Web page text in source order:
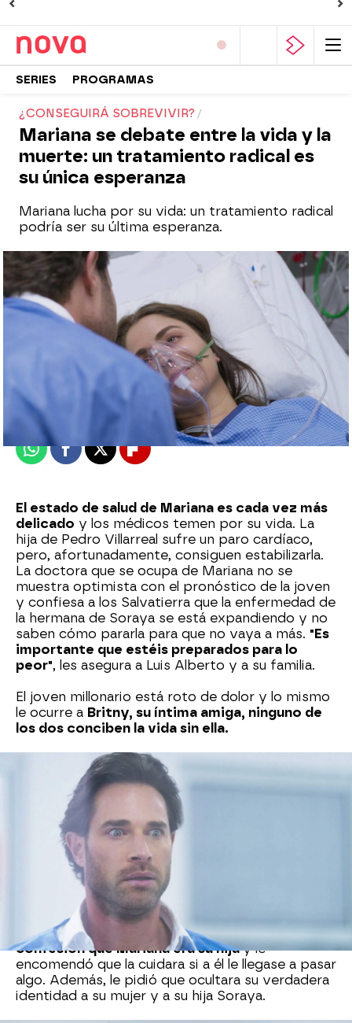
SERIES PROGRAMAS
¿CONSEGUIRÁ SOBREVIVIR?
Mariana se debate entre la vida y la
muerte: un tratamiento radical es
su única esperanza
Mariana lucha por su vida: un tratamiento radical
podría ser su última esperanza.
Publicado: 16 de octubre de 2024, 21:30
WhatsappFacebook
X Flipboard
El estado de salud de Mariana es cada vez más
delicado y los médicos temen por su vida. La
hija de Pedro Villarreal sufre un paro cardíaco,
pero, afortunadamente, consiguen estabilizarla.
La doctora que se ocupa de Mariana no se
muestra optimista con el pronóstico de la joven
y confiesa a los Salvatierra que la enfermedad de
la hermana de Soraya se está expandiendo y no
saben cómo pararla para que no vaya a más. "Es
importante que estéis preparados para lo
peor", les asegura a Luis Alberto y a su familia.
El joven millonario está roto de dolor y lo mismo
le ocurre a Britny, su íntima amiga, ninguno de
los dos conciben la vida sin ella.
El padre Guillermo acude al hospital para
interesarse por su protegida Mariana.
Sabe que
su vida pende de un hilo
y está decidido a darle
la unción de los enfermos por si la joven acaba
falleciendo, algo que disgusta enormemente a
Luis Alberto que se niega a perder a su novia.
El padre Guillermo se acerca hasta la habitación
donde está Mariana yle unge la frente con
aceite de olivay recuerda cuando Rafael
Montenegro, padre de Soraya,le contó en
confesión que Mariana era su hijay le
encomendó que la cuidara si a él le llegase a pasar
algo. Además, le pidió que ocultara su verdadera
identidad a su mujer y a su hija Soraya.